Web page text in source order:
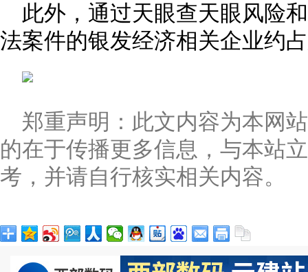
此外，通过天眼查天眼风险
法案件的银发经济相关企业约
郑重声明：此文内容为本网
的在于传播更多信息，与本站
考，并请自行核实相关内容。